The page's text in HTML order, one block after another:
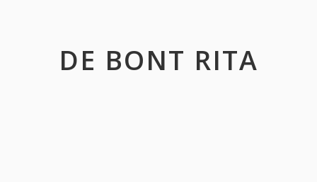
DE BONT RITA